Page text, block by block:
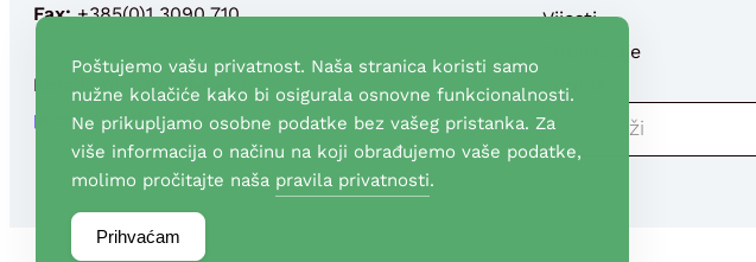
Fax:+385(0)1 3090 710
Email: info@fond-nek.hr
press@fond-nek.hr
Vijesti
Publikacije
Kontakt
P
Poštujemo vašu privatnost. Naša stranica koristi samo
nužne kolačiće kako bi osigurala osnovne funkcionalnosti.
Ne prikupljamo osobne podatke bez vašeg pristanka. Za
više informacija o načinu na koji obrađujemo vaše podatke,
molimo pročitajte naša pravila privatnosti.
Prihvaćam